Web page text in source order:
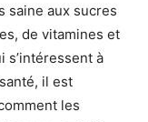
saine aux sucres
de vitamines et
s’intéressent à
il est
les